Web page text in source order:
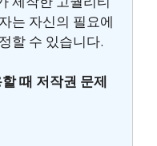
는 자신의 필요에
할 수 있습니다.
때 저작권 문제